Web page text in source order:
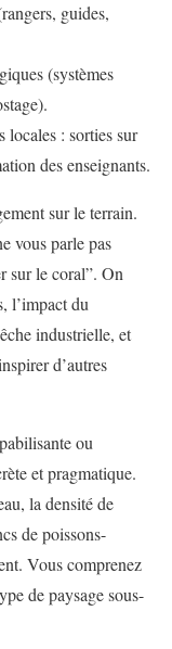
guides,
(systèmes
locales : sorties sur
des enseignants.
sur le terrain.
vous parle pas
sur le coral”. On
l’impact du
industrielle, et
d’autres
ou
et pragmatique.
la densité de
de poissons-
Vous comprenez
de paysage sous-